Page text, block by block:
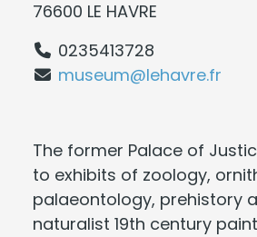
76600 LE HAVRE
0235413728
museum@lehavre.fr
The former Palace of
to exhibits of zoology,
palaeontology, prehistory
naturalist 19th century